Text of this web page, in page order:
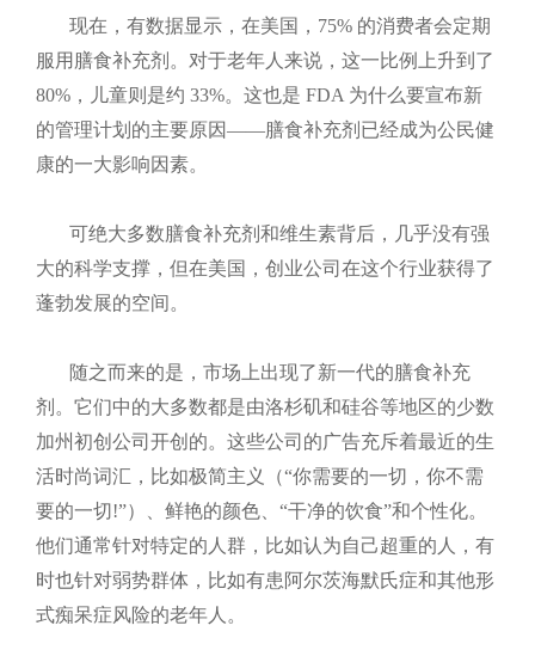
现在，有数据显示，在美国，75% 的消费者会定期
服用膳食补充剂。对于老年人来说，这一比例上升到了
80%，儿童则是约 33%。这也是 FDA 为什么要宣布新
的管理计划的主要原因——膳食补充剂已经成为公民健
康的一大影响因素。
可绝大多数膳食补充剂和维生素背后，几乎没有强
大的科学支撑，但在美国，创业公司在这个行业获得了
蓬勃发展的空间。
随之而来的是，市场上出现了新一代的膳食补充
剂。它们中的大多数都是由洛杉矶和硅谷等地区的少数
加州初创公司开创的。这些公司的广告充斥着最近的生
活时尚词汇，比如极简主义（“你需要的一切，你不需
要的一切!”）、鲜艳的颜色、“干净的饮食”和个性化。
他们通常针对特定的人群，比如认为自己超重的人，有
时也针对弱势群体，比如有患阿尔茨海默氏症和其他形
式痴呆症风险的老年人。